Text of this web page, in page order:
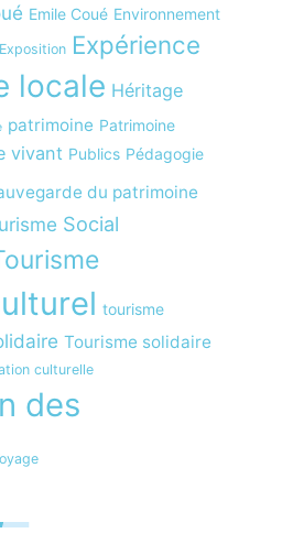
Emile Coué Environnement
Exposition Expérience
locale Héritage
patrimoine Patrimoine
vivant Publics Pédagogie
du patrimoine
Social
tourisme
Tourisme solidaire
culturelle
des